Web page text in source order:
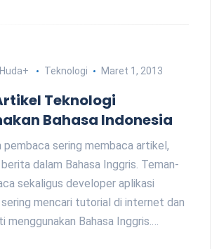
+ Teknologi Maret 1, 2013
Teknologi
Bahasa Indonesia
pembaca sering membaca artikel,
dalam Bahasa Inggris. Teman-
sekaligus developer aplikasi
mencari tutorial di internet dan
menggunakan Bahasa Inggris.…